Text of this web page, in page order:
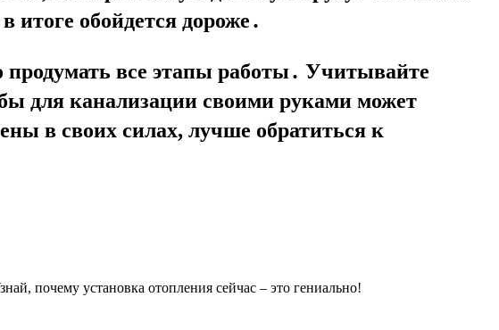
итоге обойдется дороже․
все этапы работы․ Учитывайте
для канализации своими руками может
в своих силах, лучше обратиться к
почему установка отопления сейчас – это гениально!